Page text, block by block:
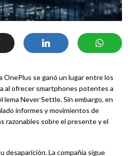
OnePlus se ganó un lugar entre los
al ofrecer smartphones potentes a
Never Settle. Sin embargo, en
informes y movimientos de
razonables sobre el presente y el
desaparición. La compañía sigue